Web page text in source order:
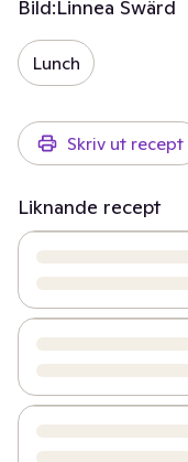
Bild:Linnea Swärd
Lunch
Skriv ut recept
Liknande recept